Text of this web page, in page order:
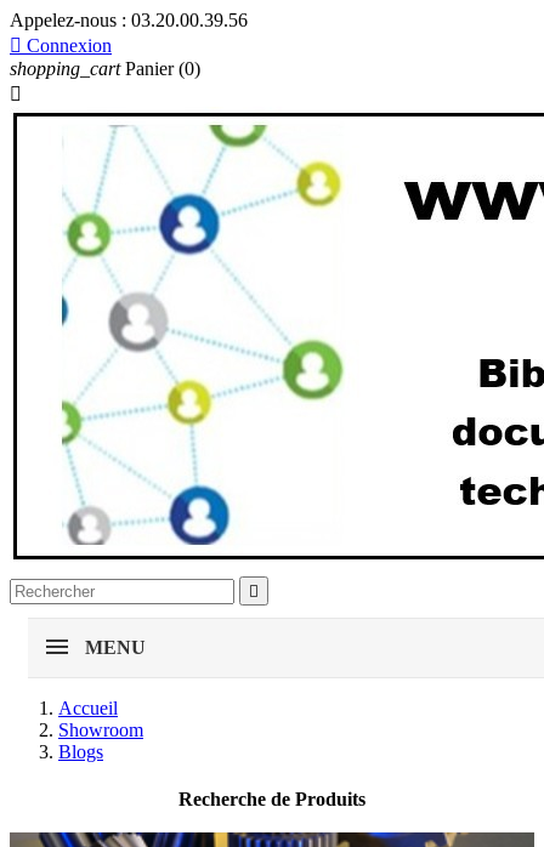
Appelez-nous : 03.20.00.39.56
 Connexion
shopping_cart Panier (0)


MENU
Accueil
Showroom
Blogs
Recherche de Produits